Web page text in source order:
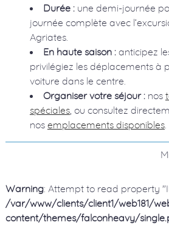
Durée :une demi-journée
journée complète avec
Agriates.
En haute saison :anticipez
privilégiez les déplacements à
voiture dans le centre.
Organiser votre séjour :nos
spéciales, ou consultez
nos emplacements disponibles.
Warning: Attempt to read property
/var/www/clients/client1/web181/
content/themes/falconheavy/